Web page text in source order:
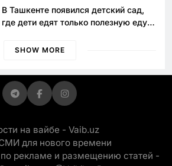
В Ташкенте появился детский сад,
где дети едят только полезную еду.
просить «кашу без сахара»
SHOW MORE
на вайбе - Vaib.uz
для нового времени
рекламе и размещению статей -